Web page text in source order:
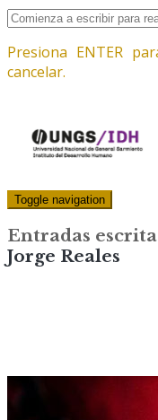
Presiona ENTER
cancelar.
Toggle navigation
Entradas
Jorge Reales